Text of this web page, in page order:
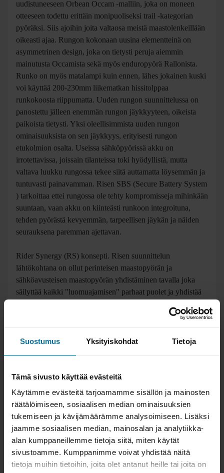
Suostumus Yksityiskohdat Tietoja
Tämä sivusto käyttää evästeitä
Käytämme evästeitä tarjoamamme sisällön ja mainosten
räätälöimiseen, sosiaalisen median ominaisuuksien
tukemiseen ja kävijämäärämme analysoimiseen. Lisäksi
jaamme sosiaalisen median, mainosalan ja analytiikka-
alan kumppaneillemme tietoja siitä, miten käytät
sivustoamme. Kumppanimme voivat yhdistää näitä
tietoja muihin tietoihin, joita olet antanut heille tai joita on
Aloitetaan runkogeometriasta, joka kuitenkin on jokaisen
pyörän oleellisin asia. Uusi 2024/2025 malliston Rise
pohjautuu lähes täysin erittäin suosittuun ja juuri myös
uudistuneeseen Orbean Occam -malliin, joka on moneen
otteeseen todettu erittäin monipuoliseksi trail -kategorian
pyöräksi. Siis ajoihin joita valtaosa meistä maastolenkeillään
oikeasti ajaa. Rungon kokonaan uusina elementteinä on
asymmetrinen design, joka on tietysti peruja aiemmin
mainutusta Occamista sekä myös enduropyörä Rallonista.
Runko on myös matalampi kuin ennen, lähes jokainen kuski
voi käyttää 200-230mm liikematkan hissitolppaa
runkokoosta riippumatta. Uuden rungon suunnittelussa on
panostettu jälleen enemmän rungon jäykkyyteen, oikeista
paikoista tietysti. Yksi oleellisimmista uuden rungon
ominaisuuksista on sen jäykkyys, erityisesti rungon
etukolmion osalta. Useissa sähköpyörissä akku on
irrotettavissa, joissain tilanteissa toki hyödyllistä, mutta
valtava luukku rungossa tekee siitä auttamatta löysemmän ja
tuntuvasti painavamman. Risen SBS (Secure Battery System
) tarkoittaa ettei rungossa ole tehty kompromisseja mihinkään
tehden pyörästä kevyemmän, tarpeellisen jäykän ja näiden
seurauksena paremman ajettavan.
Rider Synergy (RS) konsepti. Risen suunnittelun
lähtökohtana on ollut perinteisen maastopyörän ja
sähköavusteisen maastopyörän yhdistäminen tavalla joka
säilyttää kaikki "luomuajamisen" parhaat puolet ja yhdistää
ne mahdollisimman luonnollisesti sähkömoottorin
oikeasti tarvitset ja annat itsekin kaikkesi. Rise on oikeastaan
ainoastaan sähköttömän ajamisen nimeen, testaa itse ja
takaamme että mielipiteesi muuttuu!
RS Power. Alkuun pikainen historiakatsaus: Orbealla
mietittiin ensimmäisen sukupolven Risen kohdalla hetki jos
toinenkin oman moottorikonseptin kehittämistä, mutta
loppujen lopuksi sen koettiin kuitenkin olevan ainoa oikea